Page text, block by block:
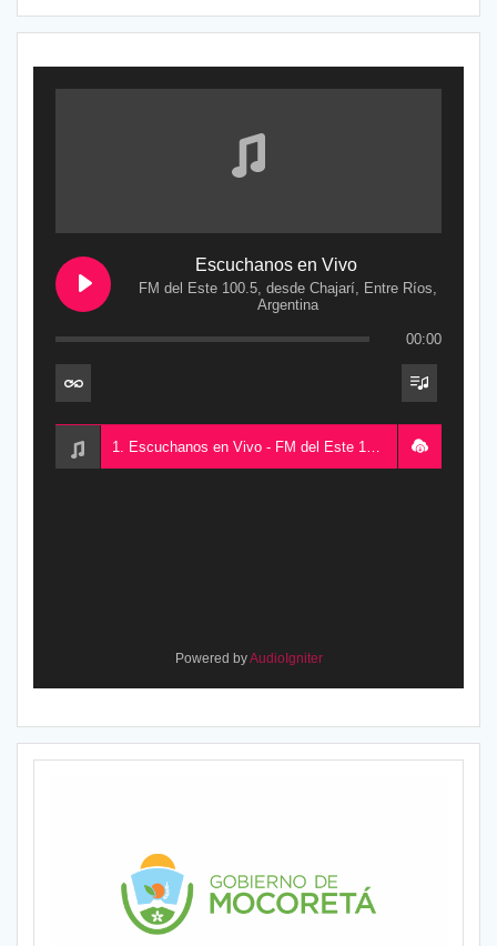
Escuchanos en Vivo
FM del Este 100.5, desde Chajarí, Entre Ríos,
Argentina
00:00
Powered byAudioIgniter